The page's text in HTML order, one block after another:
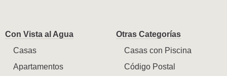
Con Vista al Agua
Casas
Apartamentos
Otras Categorías
Casas con Piscina
Código Postal